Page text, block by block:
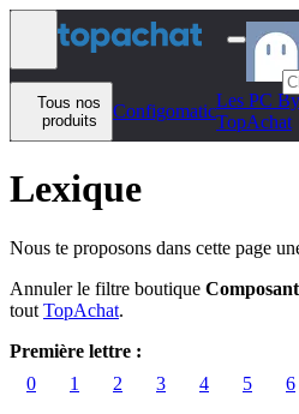
Aller au contenu
Tous nos
produits
Configomatic
Les PC By
TopAchat
Lexique
Nous te proposons dans cette page
Annuler le filtre boutique
tout TopAchat.
Première lettre :
0
1 2 3 4 5 6